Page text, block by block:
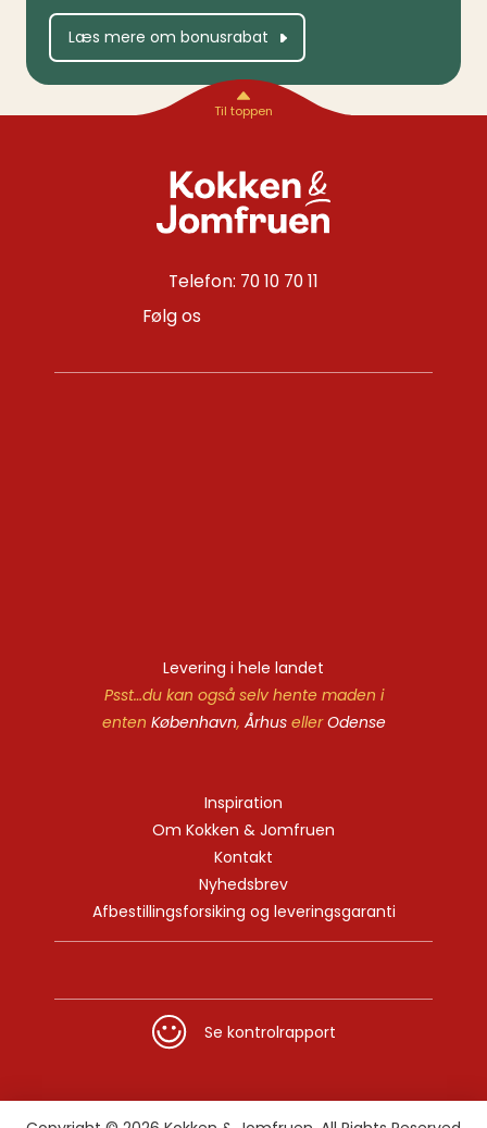
Læs mere om bonusrabat
Telefon: 70 10 70 11
Følg os
Levering i hele landet
Psst…du kan også selv hente maden i
enten København, ÅrhusellerOdense
Inspiration
Om Kokken & Jomfruen
Kontakt
Nyhedsbrev
Afbestillingsforsiking og leveringsgaranti
Se kontrolrapport